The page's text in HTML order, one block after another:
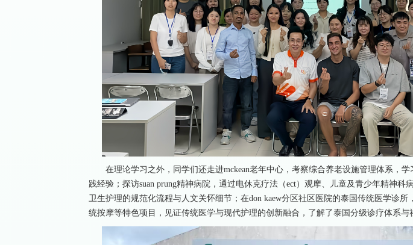
在理论学习之外，同学们还走进mckean老年中心，考察综合养老设施管理体系，学
践经验；探访suan prung精神病院，通过电休克疗法（ect）观摩、儿童及青少年精神科
卫生护理的规范化流程与人文关怀细节；在don kaew分区社区医院的泰国传统医学诊所
统按摩等特色项目，见证传统医学与现代护理的创新融合，了解了泰国分级诊疗体系与